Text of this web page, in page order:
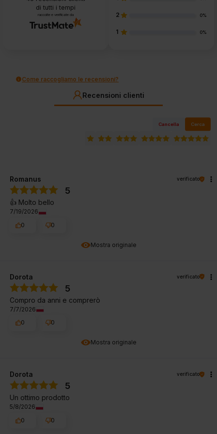
di tutti i tempi
raccolte e verificate da 2 0%
1 0%
Come raccogliamo le recensioni?
Recensioni clienti
Cancella Cerca
Mostra originale
Romanus verificato
5
👍️ Molto bello
7/19/2026
0
0
Mostra originale
Dorota verificato
5
Compro da anni e comprerò
7/7/2026
0
0
Dorota verificato
5
Un ottimo prodotto
5/8/2026
0
0